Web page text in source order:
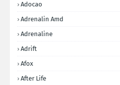
Adocao
Adrenalin Amd
Adrenaline
Adrift
Afox
After Life